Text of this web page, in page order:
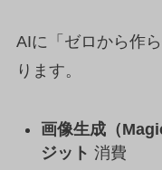
AIに「ゼロから作
ります。
画像生成（
ジット 消費